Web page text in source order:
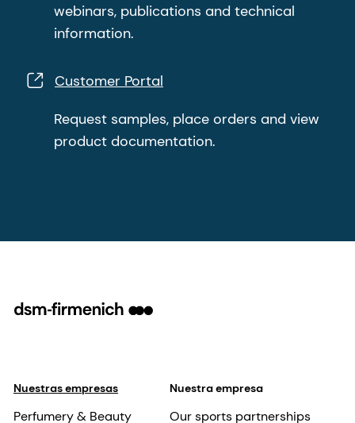
webinars, publications and technical
information.
Customer Portal
Request samples, place orders and view
product documentation.
Nuestras empresas
Perfumery & Beauty
Nuestra empresa
Our sports partnerships